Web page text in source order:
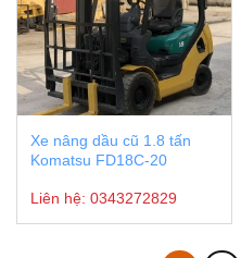
Xe nâng dầu cũ 1.8 tấn
Komatsu FD18C-20
Liên hệ: 0343272829